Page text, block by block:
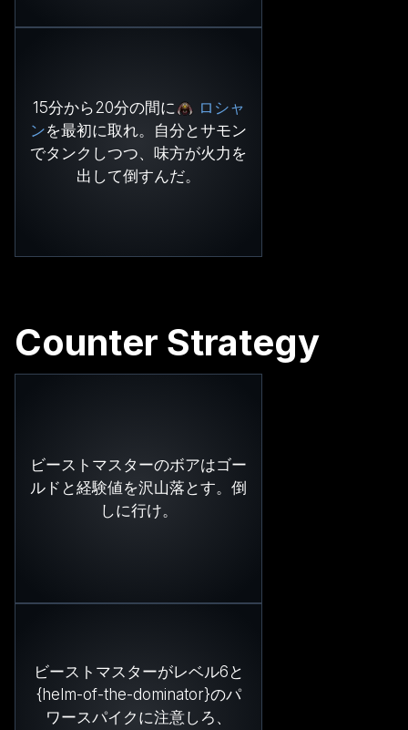
15分から20分の間に
ロシャ
ンを最初に取れ。自分とサモン
でタンクしつつ、味方が火力を
出して倒すんだ。
Counter Strategy
ビーストマスターのボアはゴー
ルドと経験値を沢山落とす。倒
しに行け。
ビーストマスターがレベル6と
{helm-of-the-dominator}のパ
ワースパイクに注意しろ、